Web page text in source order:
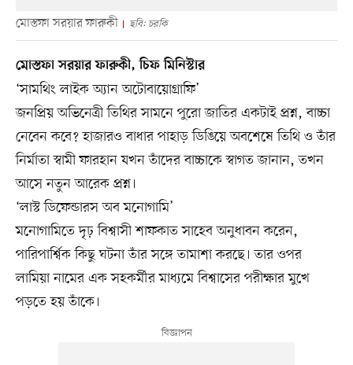
মোস্তফা সরয়ার ফারুকী ছবি: চরকি
মোস্তফা সরয়ার ফারুকী, চিফ মিনিস্টার
‘সামথিং লাইক অ্যান অটোবায়োগ্রাফি’
জনপ্রিয় অভিনেত্রী তিথির সামনে পুরো জাতির একটাই প্রশ্ন, বাচ্চা
নেবেন কবে? হাজারও বাধার পাহাড় ডিঙিয়ে অবশেষে তিথি ও তাঁর
নির্মাতা স্বামী ফারহান যখন তাঁদের বাচ্চাকে স্বাগত জানান, তখন
আসে নতুন আরেক প্রশ্ন।
‘লাস্ট ডিফেন্ডারস অব মনোগামি’
মনোগামিতে দৃঢ় বিশ্বাসী শাফকাত সাহেব অনুধাবন করেন,
পারিপার্শ্বিক কিছু ঘটনা তাঁর সঙ্গে তামাশা করছে। তার ওপর
লামিয়া নামের এক সহকর্মীর মাধ্যমে বিশ্বাসের পরীক্ষার মুখে
পড়তে হয় তাঁকে।